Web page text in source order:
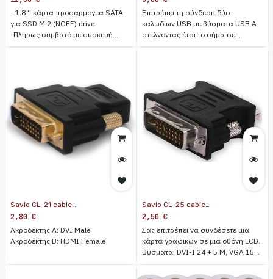
- 1.8 '' κάρτα προσαρμογέα SATA
για SSD M.2 (NGFF) drive
-Πλήρως συμβατό με συσκευή
SATA 3/2/1
Eπιτρέπει τη σύνδεση δύο
καλωδίων USB με βύσματα USB A
στέλνοντας έτσι το σήμα σε
μεγαλύτερη απόσταση χωρίς
Savio CL-21 cable
interface/gender adapter
DVI(24+1) HDMI Black
2,80 €
Ακροδέκτης Α: DVI Male
Ακροδέκτης B: HDMI Female
Savio CL-25 cable
interface/gender adapter DVI
24+5 VGA 15 pin Black
2,50 €
Σας επιτρέπει να συνδέσετε μια
κάρτα γραφικών σε μια οθόνη LCD.
Βύσματα: DVI-I 24 + 5 M, VGA 15
pin M.